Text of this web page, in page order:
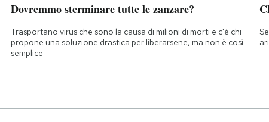
Dovremmo sterminare tutte le zanzare?
Trasportano virus che sono la causa di milioni di morti e c'è chi
propone una soluzione drastica per liberarsene, ma non è così
semplice